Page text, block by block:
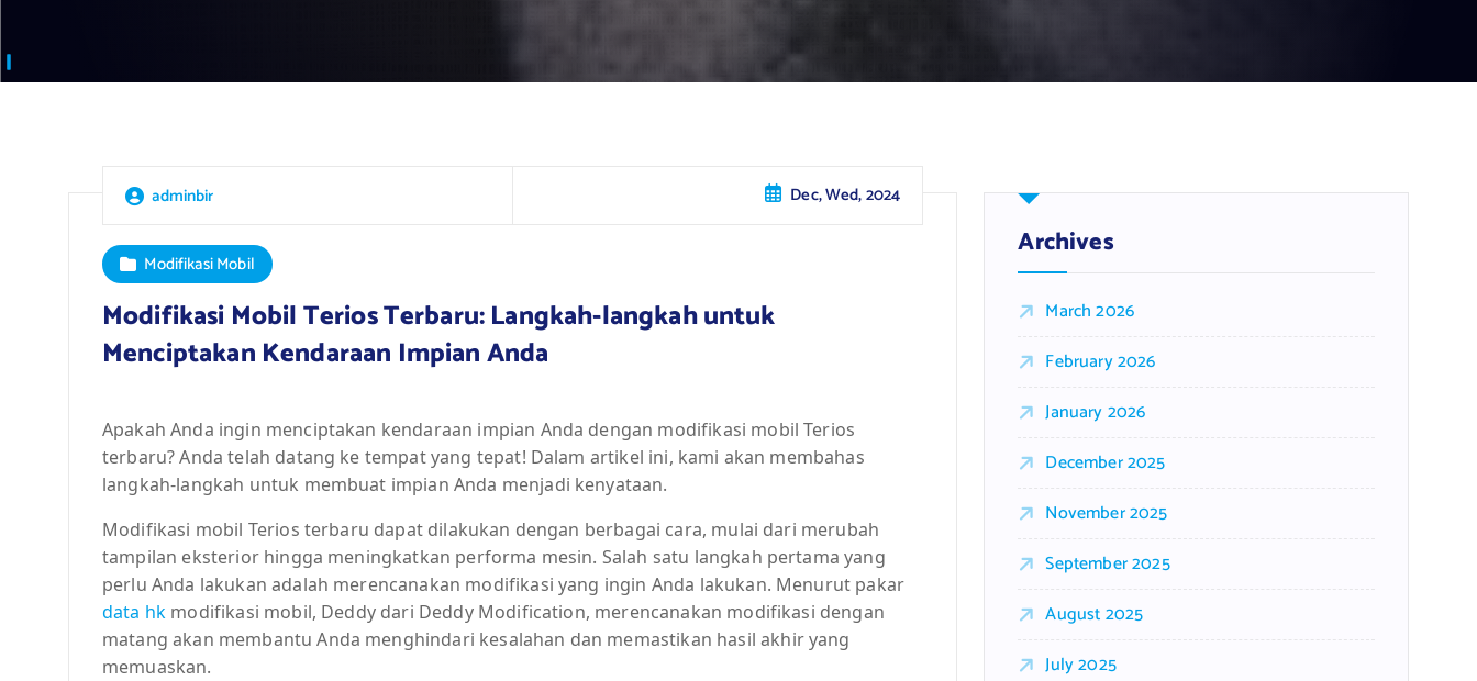
adminbir Dec, Wed, 2024
Modifikasi Mobil
Modifikasi Mobil Terios Terbaru: Langkah-langkah untuk
Menciptakan Kendaraan Impian Anda
Apakah Anda ingin menciptakan kendaraan impian Anda dengan modifikasi mobil Terios
terbaru? Anda telah datang ke tempat yang tepat! Dalam artikel ini, kami akan membahas
langkah-langkah untuk membuat impian Anda menjadi kenyataan.
Modifikasi mobil Terios terbaru dapat dilakukan dengan berbagai cara, mulai dari merubah
tampilan eksterior hingga meningkatkan performa mesin. Salah satu langkah pertama yang
perlu Anda lakukan adalah merencanakan modifikasi yang ingin Anda lakukan. Menurut pakar
data hk modifikasi mobil, Deddy dari Deddy Modification, merencanakan modifikasi dengan
matang akan membantu Anda menghindari kesalahan dan memastikan hasil akhir yang
memuaskan.
Archives
March 2026
February 2026
January 2026
December 2025
November 2025
September 2025
August 2025
July 2025